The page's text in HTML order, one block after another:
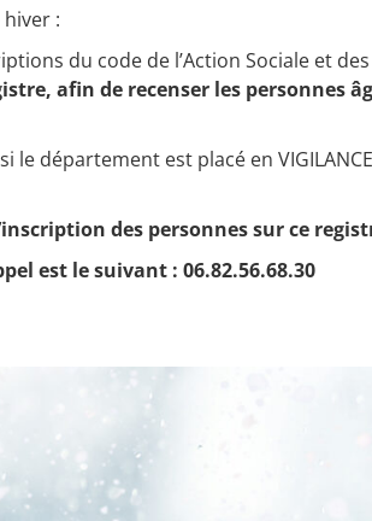
:
du code de l’Action Sociale et
afin de recenser les personnes
le département est placé en
des personnes sur ce
est le suivant : 06.82.56.68.30